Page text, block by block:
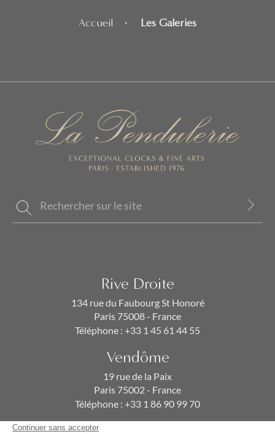
Accueil Les Galeries
Rive Droite
134 rue du Faubourg St Honoré
Paris 75008 - France
Téléphone : +33 1 45 61 44 55
Vendôme
19 rue de la Paix
Paris 75002 - France
Téléphone : +33 1 86 90 99 70